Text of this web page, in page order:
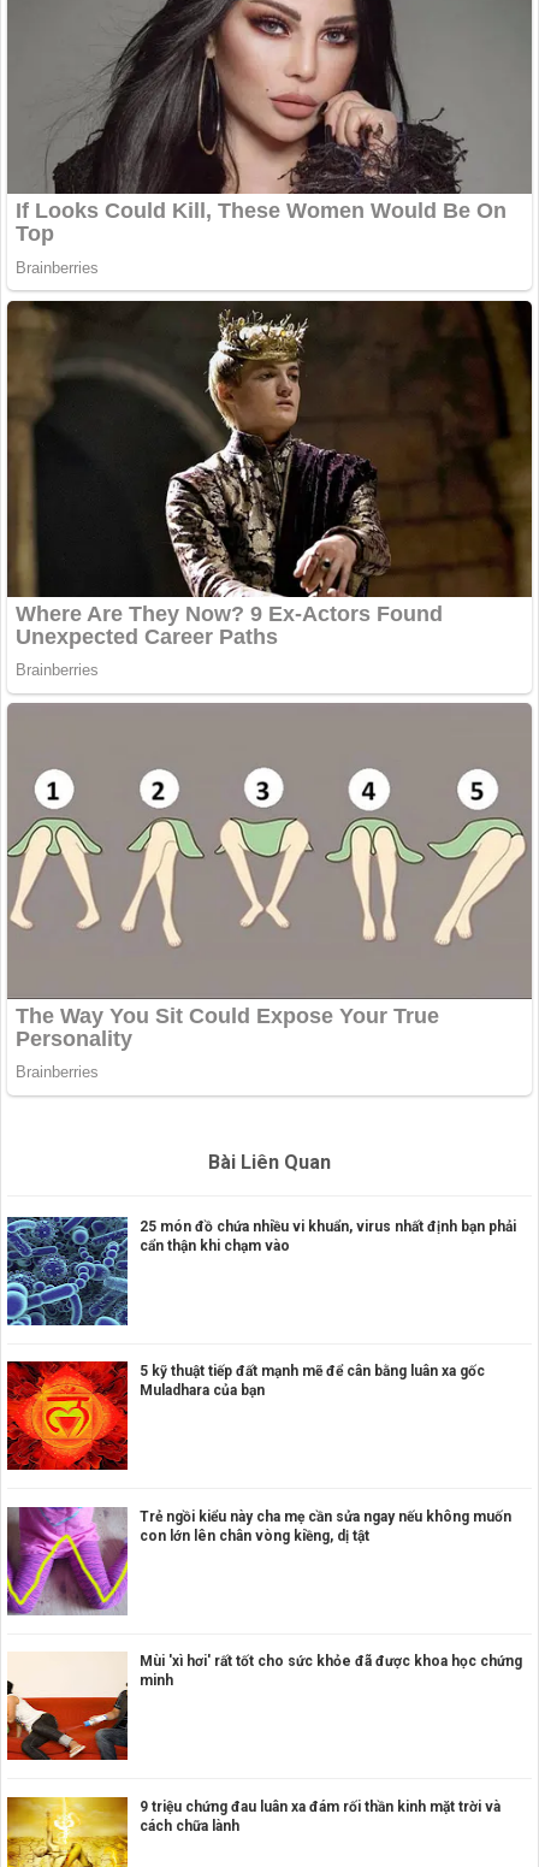
Bài Liên Quan
25 món đồ chứa nhiều vi khuẩn, virus nhất định bạn phải
cẩn thận khi chạm vào
5 kỹ thuật tiếp đất mạnh mẽ để cân bằng luân xa gốc
Muladhara của bạn
Trẻ ngồi kiểu này cha mẹ cần sửa ngay nếu không muốn
con lớn lên chân vòng kiềng, dị tật
Mùi 'xì hơi' rất tốt cho sức khỏe đã được khoa học chứng
minh
9 triệu chứng đau luân xa đám rối thần kinh mặt trời và
cách chữa lành